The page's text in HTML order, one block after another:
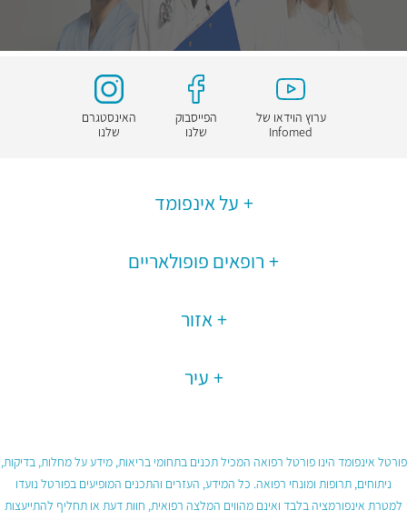
ערוץ הוידאו של
Infomed
הפייסבוק
שלנו
האינסטגרם
שלנו
על אינפומד
רופאים פופולאריים
אזור
עיר
פורטל אינפומד הינו פורטל רפואה המכיל תכנים בתחומי בריאות, מידע על מחלות, בדיקות,
ניתוחים, תרופות ומונחי רפואה. כל המידע, העזרים והתכנים המופיעים בפורטל נועדו
למטרת אינפורמציה בלבד ואינם מהווים המלצה רפואית, חוות דעת או תחליף להתייעצות